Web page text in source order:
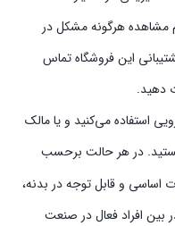
مشاهده هرگونه مشکل در
این فروشگاه تماس
دهید.
استفاده می‌کنید و یا مالک
در هر حالت برحسب
اساسی و قابل توجه در بدنه،
بین افراد فعال در صنعت